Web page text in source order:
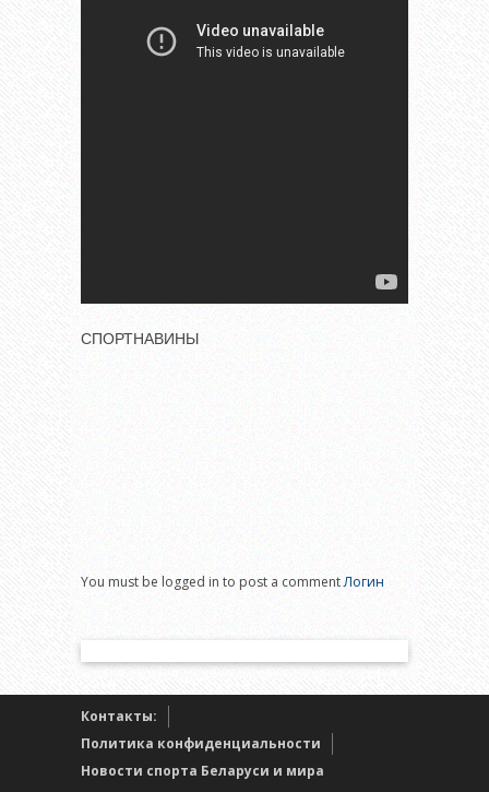
СПОРТНАВИНЫ
You must be logged in to post a commentЛогин
Контакты:
Политика конфиденциальности
Новости спорта Беларуси и мира